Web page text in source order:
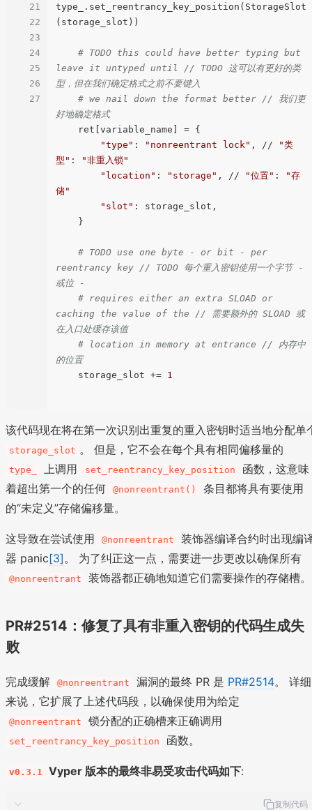
21
22
23
24
25
26
27
type_.set_reentrancy_key_position(StorageSlot
(storage_slot))
# TODO this could have better typing but
leave it untyped until // TODO 这可以有更好的类
型，但在我们确定格式之前不要键入
# we nail down the format better // 我们更
好地确定格式
"type" : "nonreentrant lock" , //
"类
型" :
"非重入锁"
"location" : "storage" , // "位置" :
"存
储"
"slot" : storage_slot,
# TODO use one byte - or bit - per
reentrancy key // TODO 每个重入密钥使用一个字节 -
或位 -
# requires either an extra SLOAD or
caching the value of the // 需要额外的 SLOAD 或
在入口处缓存该值
# location in memory at entrance // 内存中
的位置
    storage_slot +=
1
该代码现在将在第一次识别出重复的重入密钥时适当地分配单
storage_slot 。 但是，它不会在每个具有相同偏移量的
type_ 上调用 set_reentrancy_key_position
函数，这意味
着超出第一个的任何
@nonreentrant()
条目都将具有要使用
的“未定义”存储偏移量。
这导致在尝试使用 @nonreentrant
装饰器编译合约时出现编
器 panic[3] 。 为了纠正这一点，需要进一步更改以确保所有
@nonreentrant 装饰器都正确地知道它们需要操作的存储槽。
PR#2514：修复了具有非重入密钥的代码生成失
败
完成缓解 @nonreentrant 漏洞的最终 PR 是 PR#2514。 详细
来说，它扩展了上述代码段，以确保使用为给定
@nonreentrant 锁分配的正确槽来正确调用
set_reentrancy_key_position 函数。
v0.3.1 Vyper 版本的最终非易受攻击代码如下:
复制代码